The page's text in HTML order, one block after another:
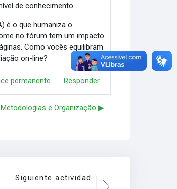
de conhecimento.
é o que humaniza o
no fórum tem um impacto
Como vocês equilibram
on-line?
permanente Responder
Metodologias e Organização ▶︎
Siguiente actividad